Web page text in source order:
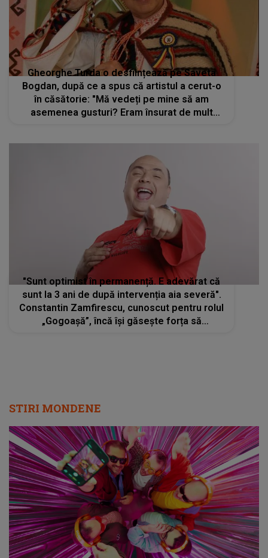
Gheorghe Turda o desființează pe Saveta
Bogdan, după ce a spus că artistul a cerut-o
în căsătorie: "Mă vedeți pe mine să am
asemenea gusturi? Eram însurat de mult
"Sunt optimist în permanență. E adevărat că
sunt la 3 ani de după intervenția aia severă".
Constantin Zamfirescu, cunoscut pentru rolul
„Gogoaşă”, încă își găsește forța să
STIRI MONDENE